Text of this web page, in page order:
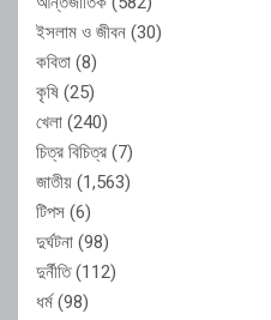
ইসলাম ও জীবন (30)
কবিতা (8)
কৃষি (25)
খেলা (240)
চিত্র বিচিত্র (7)
জাতীয় (1,563)
টিপস (6)
দুর্ঘটনা (98)
দুর্নীতি(112)
ধর্ম(98)